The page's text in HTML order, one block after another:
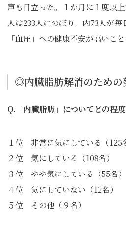
声も目立った。１か月に１度以
人は233人にのぼり、内73人が毎
「血圧」への健康不安が高いこ
◎内臓脂肪解消のための
Q.「内臓脂肪」についてどの程
１位 非常に気にしている（125
２位 気にしている（108名）
３位 やや気にしている（55名）
４位 気にしていない（12名）
５位 その他（９名）